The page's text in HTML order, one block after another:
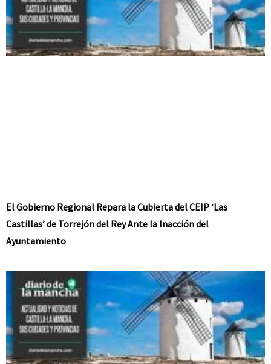
El Gobierno Regional Repara la Cubierta del CEIP ‘Las
Castillas’ de Torrejón del Rey Ante la Inacción del
Ayuntamiento